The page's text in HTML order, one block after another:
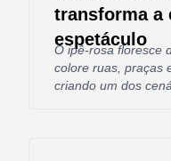
transforma a
espetáculo
O ipê-rosa floresce
colore ruas, praças
criando um dos